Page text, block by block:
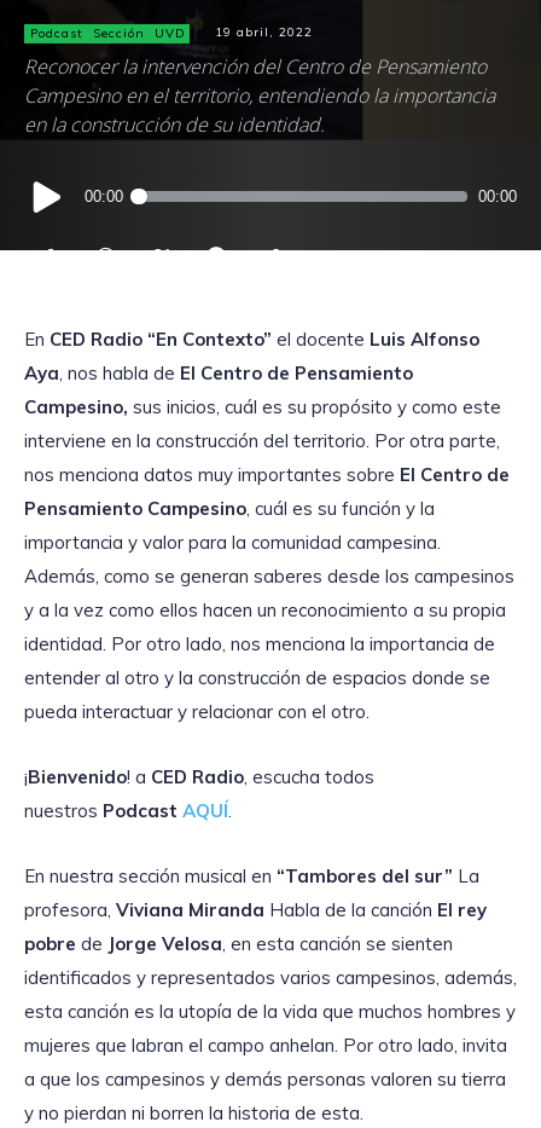
Podcast Sección UVD 19 abril, 2022
Reconocer la intervención del Centro de Pensamiento
Campesino en el territorio, entendiendo la importancia
en la construcción de su identidad.
Reproductor
de
00:00 00:00
En CED Radio “En Contexto” el docente Luis Alfonso
Aya , nos habla de El Centro de Pensamiento
Campesino, sus inicios, cuál es su propósito y como este
interviene en la construcción del territorio. Por otra parte,
nos menciona datos muy importantes sobre El Centro de
Pensamiento Campesino , cuál es su función y la
importancia y valor para la comunidad campesina.
Además, como se generan saberes desde los campesinos
y a la vez como ellos hacen un reconocimiento a su propia
identidad. Por otro lado, nos menciona la importancia de
entender al otro y la construcción de espacios donde se
pueda interactuar y relacionar con el otro.
¡Bienvenido! a CED Radio , escucha todos
nuestros Podcast AQUÍ
En nuestra sección musical en “Tambores del sur” La
profesora, Viviana Miranda Habla de la canción El rey
pobre de Jorge Velosa , en esta canción se sienten
identificados y representados varios campesinos, además,
esta canción es la utopía de la vida que muchos hombres y
mujeres que labran el campo anhelan. Por otro lado, invita
a que los campesinos y demás personas valoren su tierra
y no pierdan ni borren la historia de esta.